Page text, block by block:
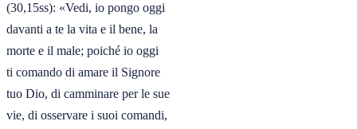
(30,15ss): «Vedi, io pongo oggi
davanti a te la vita e il bene, la
morte e il male; poiché io oggi
ti comando di amare il Signore
tuo Dio, di camminare per le sue
vie, di osservare i suoi comandi,